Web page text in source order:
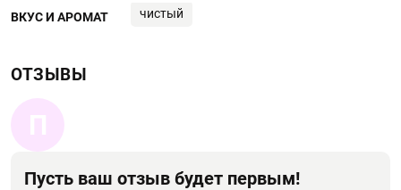
ВКУС И АРОМАТ чистый
ОТЗЫВЫ
П
Пусть ваш отзыв будет первым!